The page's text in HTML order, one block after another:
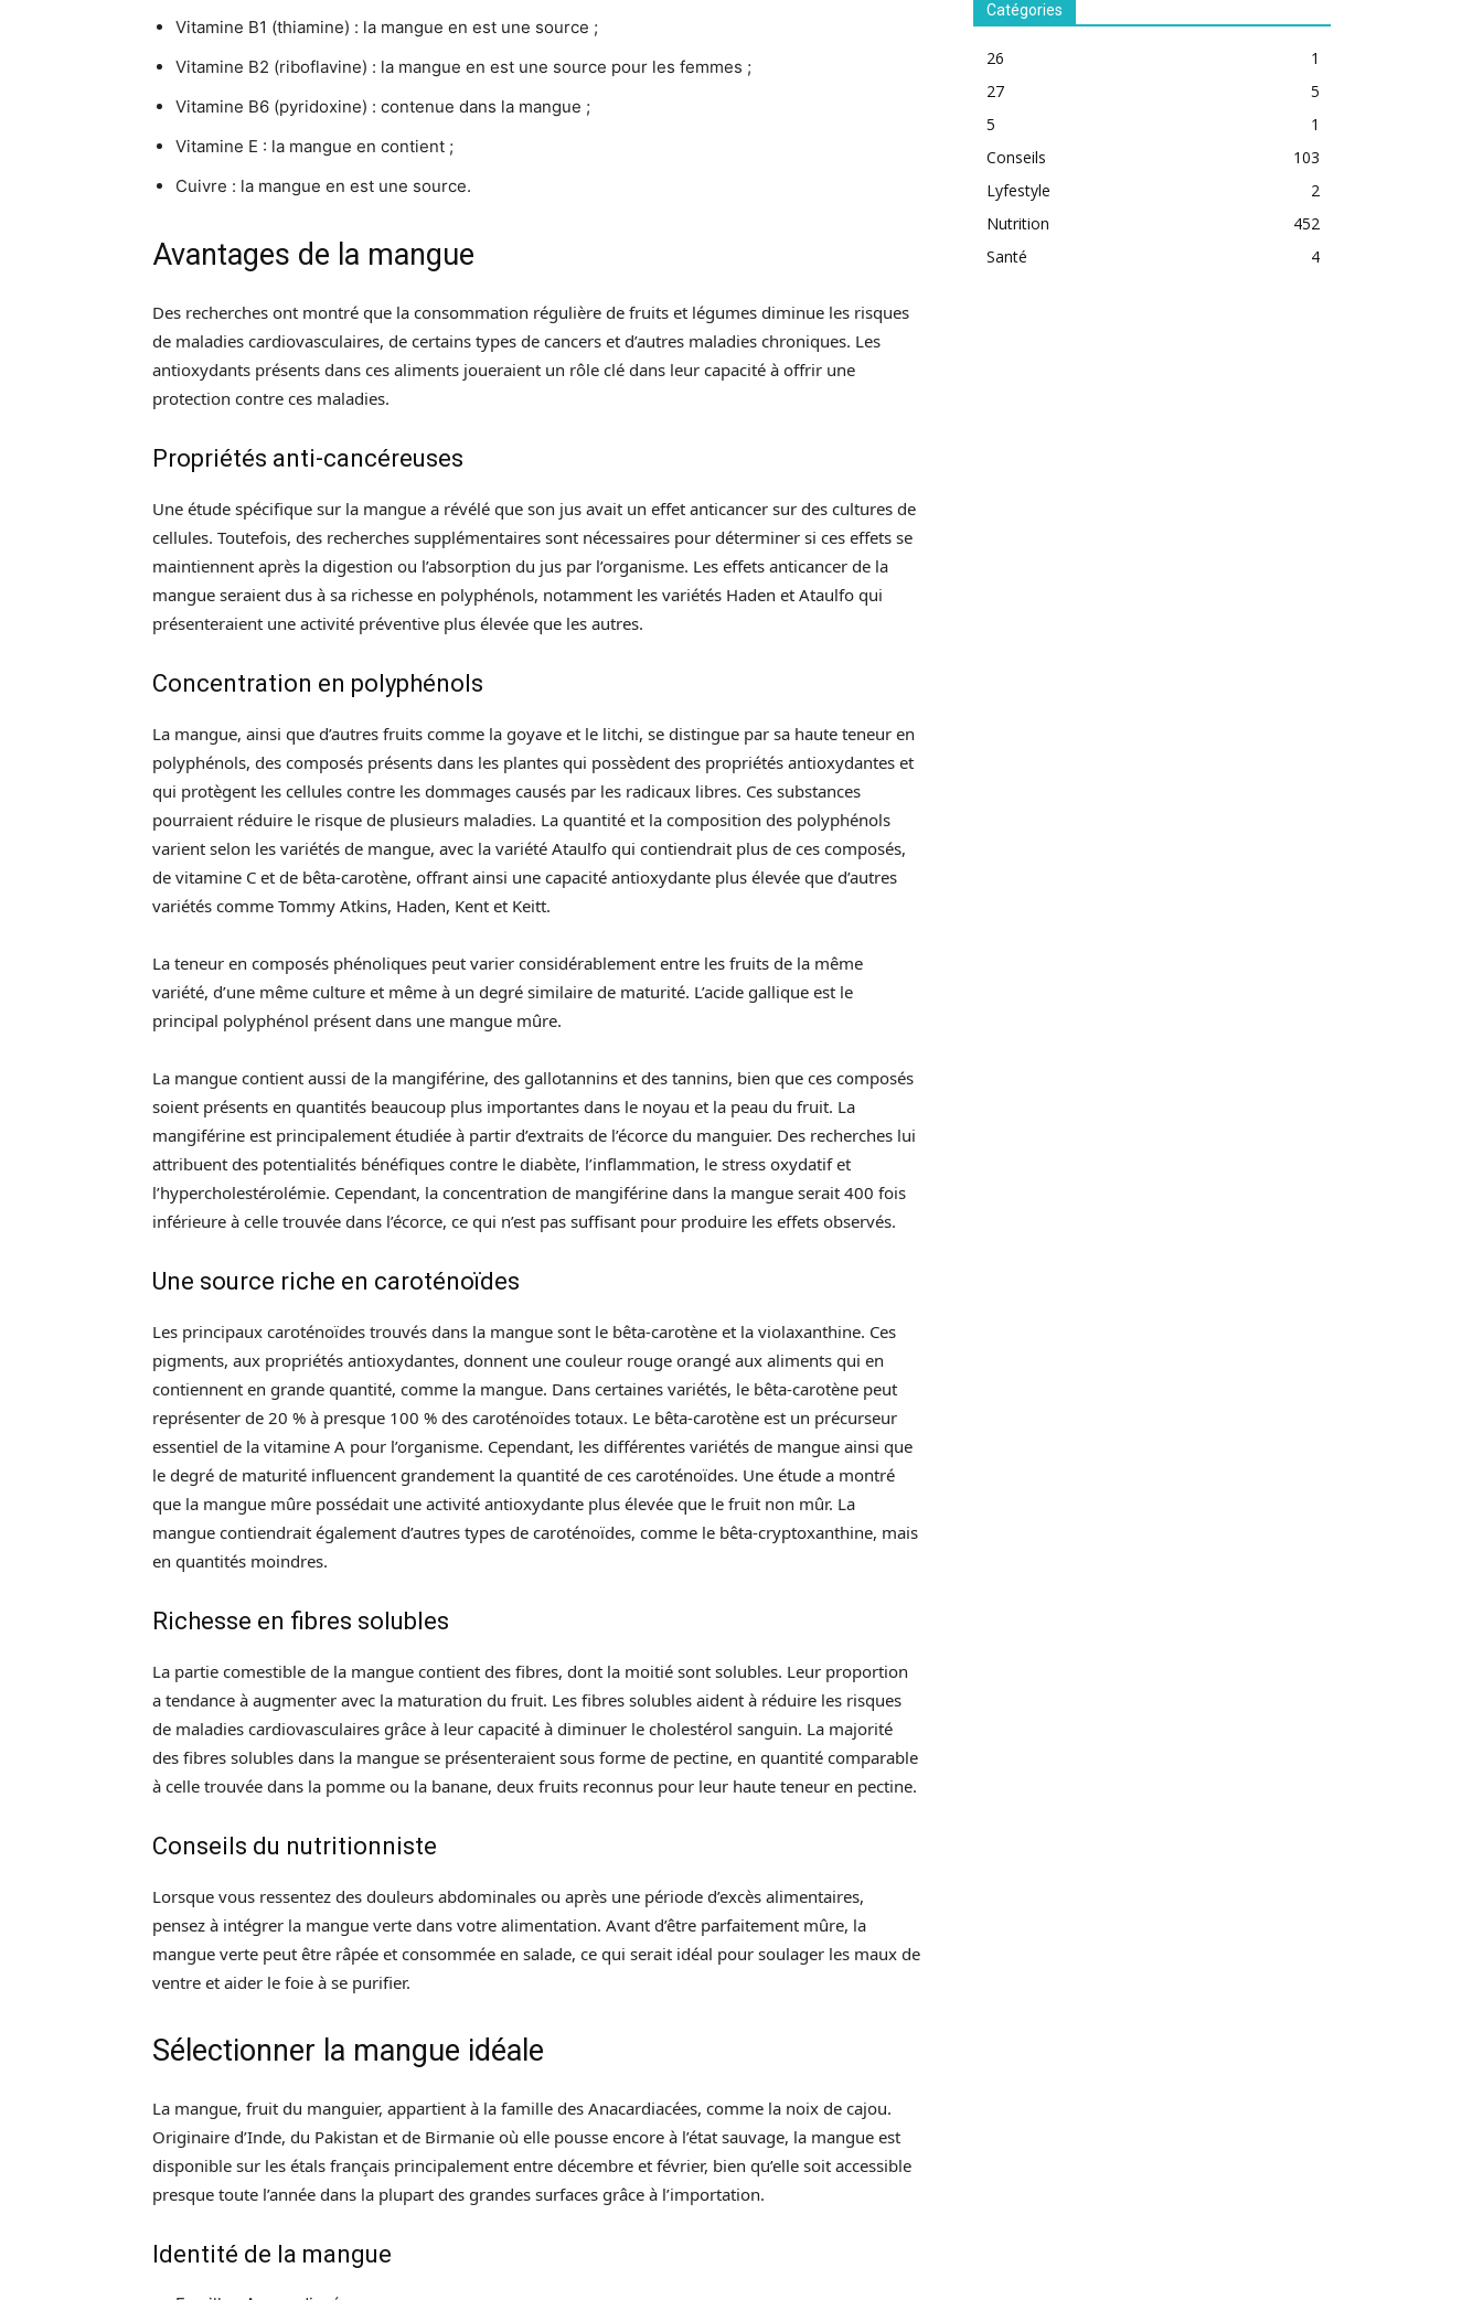
Vitamine B1 (thiamine) : la mangue en est une source ;
Vitamine B2 (riboflavine) : la mangue en est une source pour les femmes ;
Vitamine B6 (pyridoxine) : contenue dans la mangue ;
Vitamine E : la mangue en contient ;
Cuivre : la mangue en est une source.
Avantages de la mangue
Des recherches ont montré que la consommation régulière de fruits et légumes diminue les risques
de maladies cardiovasculaires, de certains types de cancers et d’autres maladies chroniques. Les
antioxydants présents dans ces aliments joueraient un rôle clé dans leur capacité à offrir une
protection contre ces maladies.
Propriétés anti-cancéreuses
Une étude spécifique sur la mangue a révélé que son jus avait un effet anticancer sur des cultures de
cellules. Toutefois, des recherches supplémentaires sont nécessaires pour déterminer si ces effets se
maintiennent après la digestion ou l’absorption du jus par l’organisme. Les effets anticancer de la
mangue seraient dus à sa richesse en polyphénols, notamment les variétés Haden et Ataulfo qui
présenteraient une activité préventive plus élevée que les autres.
Concentration en polyphénols
La mangue, ainsi que d’autres fruits comme la goyave et le litchi, se distingue par sa haute teneur en
polyphénols, des composés présents dans les plantes qui possèdent des propriétés antioxydantes et
qui protègent les cellules contre les dommages causés par les radicaux libres. Ces substances
pourraient réduire le risque de plusieurs maladies. La quantité et la composition des polyphénols
varient selon les variétés de mangue, avec la variété Ataulfo qui contiendrait plus de ces composés,
de vitamine C et de bêta-carotène, offrant ainsi une capacité antioxydante plus élevée que d’autres
variétés comme Tommy Atkins, Haden, Kent et Keitt.
La teneur en composés phénoliques peut varier considérablement entre les fruits de la même
variété, d’une même culture et même à un degré similaire de maturité. L’acide gallique est le
principal polyphénol présent dans une mangue mûre.
La mangue contient aussi de la mangiférine, des gallotannins et des tannins, bien que ces composés
soient présents en quantités beaucoup plus importantes dans le noyau et la peau du fruit. La
mangiférine est principalement étudiée à partir d’extraits de l’écorce du manguier. Des recherches lui
attribuent des potentialités bénéfiques contre le diabète, l’inflammation, le stress oxydatif et
l’hypercholestérolémie. Cependant, la concentration de mangiférine dans la mangue serait 400 fois
inférieure à celle trouvée dans l’écorce, ce qui n’est pas suffisant pour produire les effets observés.
Une source riche en caroténoïdes
Les principaux caroténoïdes trouvés dans la mangue sont le bêta-carotène et la violaxanthine. Ces
pigments, aux propriétés antioxydantes, donnent une couleur rouge orangé aux aliments qui en
contiennent en grande quantité, comme la mangue. Dans certaines variétés, le bêta-carotène peut
représenter de 20 % à presque 100 % des caroténoïdes totaux. Le bêta-carotène est un précurseur
essentiel de la vitamine A pour l’organisme. Cependant, les différentes variétés de mangue ainsi que
le degré de maturité influencent grandement la quantité de ces caroténoïdes. Une étude a montré
que la mangue mûre possédait une activité antioxydante plus élevée que le fruit non mûr. La
mangue contiendrait également d’autres types de caroténoïdes, comme le bêta-cryptoxanthine, mais
en quantités moindres.
Richesse en fibres solubles
La partie comestible de la mangue contient des fibres, dont la moitié sont solubles. Leur proportion
a tendance à augmenter avec la maturation du fruit. Les fibres solubles aident à réduire les risques
de maladies cardiovasculaires grâce à leur capacité à diminuer le cholestérol sanguin. La majorité
des fibres solubles dans la mangue se présenteraient sous forme de pectine, en quantité comparable
à celle trouvée dans la pomme ou la banane, deux fruits reconnus pour leur haute teneur en pectine.
Conseils du nutritionniste
Lorsque vous ressentez des douleurs abdominales ou après une période d’excès alimentaires,
pensez à intégrer la mangue verte dans votre alimentation. Avant d’être parfaitement mûre, la
mangue verte peut être râpée et consommée en salade, ce qui serait idéal pour soulager les maux de
ventre et aider le foie à se purifier.
Sélectionner la mangue idéale
La mangue, fruit du manguier, appartient à la famille des Anacardiacées, comme la noix de cajou.
Originaire d’Inde, du Pakistan et de Birmanie où elle pousse encore à l’état sauvage, la mangue est
disponible sur les étals français principalement entre décembre et février, bien qu’elle soit accessible
presque toute l’année dans la plupart des grandes surfaces grâce à l’importation.
Identité de la mangue
Catégories
26
1
27
5
5
1
Conseils
103
Lyfestyle
2
Nutrition
452
Santé
4